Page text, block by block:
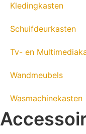
Kledingkasten
Schuifdeurkasten
Tv- en
Wandmeubels
Wasmachinekasten